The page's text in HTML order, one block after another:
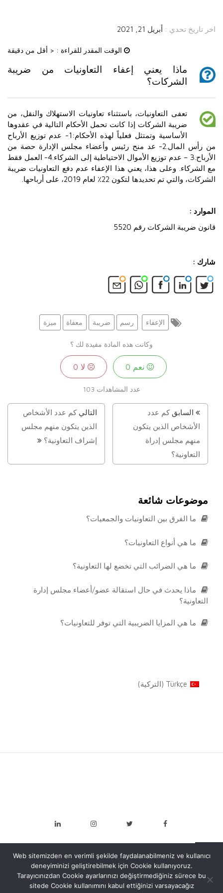
اخر تاريخ تحدي : أبريل 21, 2021
الوقت المقدر للقراءة : < أقل من دقيقة
ماذا يعني إعفاء التعاونيات من ضريبة
الشركات؟
تعفى التعاونيات، باستثناء تعاونيات الاستهلاك والنقل، من
ضريبة الشركات إذا كانت تحمل الأحكام التالية في عقدوها
الأساسية وتمتثل فعلياً لهذه الأحكام:1- عدم توزيع الأرباح
من رأس المال.2- عد منح رئيس وأعضاء مجلس الإدارة حصة من
الأرباح.3 – عدم توزيع الأموال الاحتياطية إلى الشركاء.4- العمل فقط
مع الشركاء. وعلى هذا، يعني هذا الإعفاء عدم دفع التعاونيات ضريبة
الشركات، والتي تم تحديدها لتكون 22٪ لعام 2019، على أرباحها.
الموارد :
قانون ضريبة الشركات رقم 5520
شارك :
الإعفاء رسم ضريبة معفاة ميزة
وكانت هذه المادة مفيدة لك ؟
نعم 0 لا 0
عدد المشاهدات 103
السابق كم عدد
الأشخاص الذين يتكون
منهم مجلس إدراة
التعاونية؟
التاليكم عدد الأشخاص
الذين يتكون منهم مجلس
إشراف التعاونية؟
موضوعات شائعة
ما الفرق بين التعاونيات والجمعيات؟
ما هي أنواع التعاونيات؟
ما هي الضرائب التي تخضع لها التعاونية؟
ماذا يحدث في حال استقالة عضو/أعضاء مجلس إدارة
التعاونية؟
ما هي المزايا الضريبية التي توفر للتعاونيات؟
Türkçe
(التركية)
Web sitemizden en verimli şekilde faydalanabilmeniz ve kullanıcı
deneyiminizi geliştirebilmek için Cookie kullanıyoruz.
Tarayıcınızdan Cookie ayarlarınızı değiştirmediğiniz sürece bu
sitede Cookie kullanımını kabul ettiğinizi varsayacağız